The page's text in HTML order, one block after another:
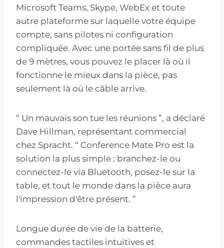
Microsoft Teams, Skype, WebEx et toute
autre plateforme sur laquelle votre équipe
compte, sans pilotes ni configuration
compliquée. Avec une portée sans fil de plus
de 9 mètres, vous pouvez le placer là où il
fonctionne le mieux dans la pièce, pas
seulement là où le câble arrive.
“ Un mauvais son tue les réunions ”, a déclaré
Dave Hillman, représentant commercial
chez Spracht. “ Conference Mate Pro est la
solution la plus simple : branchez-le ou
connectez-le via Bluetooth, posez-le sur la
table, et tout le monde dans la pièce aura
l'impression d'être présent. ”
Longue durée de vie de la batterie,
commandes tactiles intuitives et